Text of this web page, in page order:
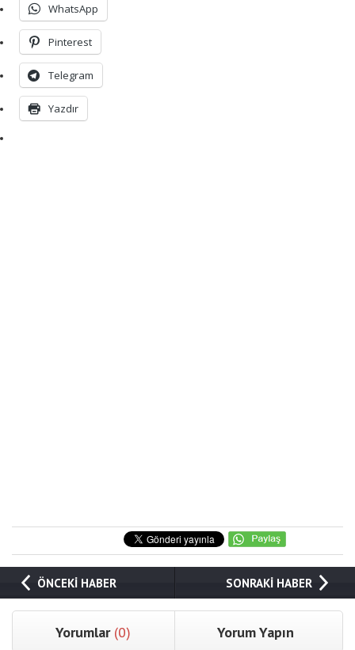
WhatsApp
Pinterest
Telegram
Yazdır
ÖNCEKİ HABER SONRAKİ HABER
Yorumlar (0) Yorum Yapın